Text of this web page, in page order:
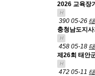
2026 교육장
H
390 05-26
충청남도지
H
458 05-18
제26회 태안
H
472 05-11